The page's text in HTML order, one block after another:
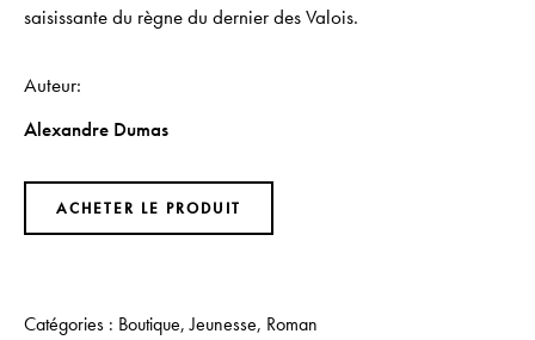
saisissante du règne du dernier des Valois.
Auteur
Alexandre Dumas
ACHETER LE PRODUIT
Catégories : Boutique,Jeunesse, Roman